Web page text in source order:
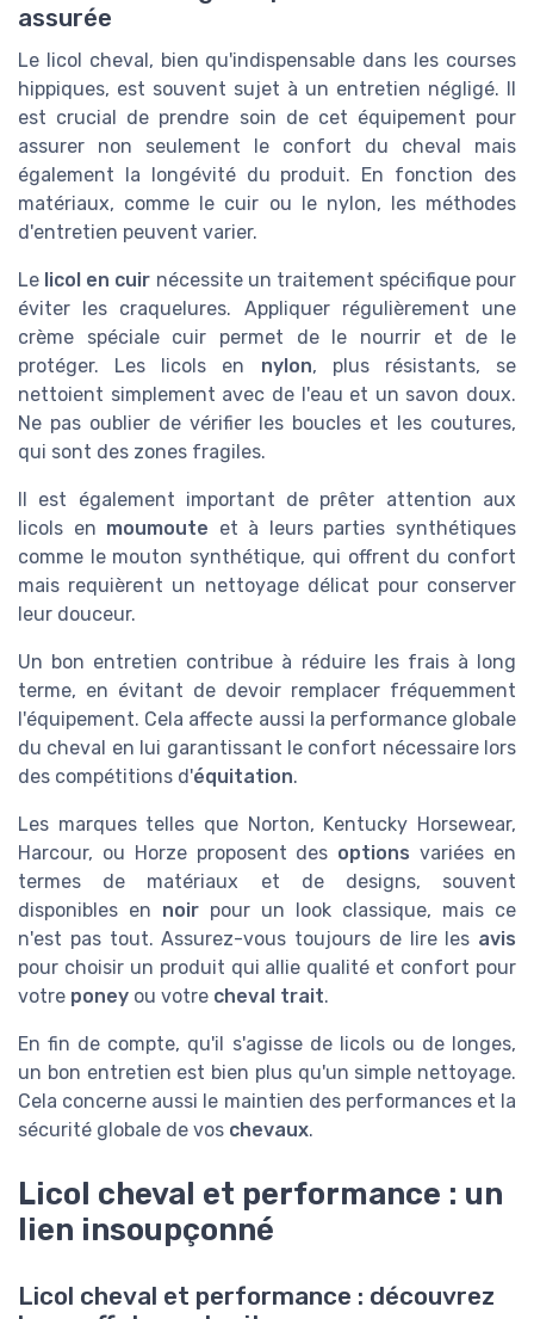
assurée
Le licol cheval, bien qu'indispensable dans les courses
hippiques, est souvent sujet à un entretien négligé. Il
est crucial de prendre soin de cet équipement pour
assurer non seulement le confort du cheval mais
également la longévité du produit. En fonction des
matériaux, comme le cuir ou le nylon, les méthodes
d'entretien peuvent varier.
Le licol en cuir nécessite un traitement spécifique pour
éviter les craquelures. Appliquer régulièrement une
crème spéciale cuir permet de le nourrir et de le
protéger. Les licols en nylon, plus résistants, se
nettoient simplement avec de l'eau et un savon doux.
Ne pas oublier de vérifier les boucles et les coutures,
qui sont des zones fragiles.
Il est également important de prêter attention aux
licols en moumoute et à leurs parties synthétiques
comme le mouton synthétique, qui offrent du confort
mais requièrent un nettoyage délicat pour conserver
leur douceur.
Un bon entretien contribue à réduire les frais à long
terme, en évitant de devoir remplacer fréquemment
l'équipement. Cela affecte aussi la performance globale
du cheval en lui garantissant le confort nécessaire lors
des compétitions d'équitation.
Les marques telles que Norton, Kentucky Horsewear,
Harcour, ou Horze proposent des options variées en
termes de matériaux et de designs, souvent
disponibles en noir pour un look classique, mais ce
n'est pas tout. Assurez-vous toujours de lire les avis
pour choisir un produit qui allie qualité et confort pour
votre poney ou votre cheval trait.
En fin de compte, qu'il s'agisse de licols ou de longes,
un bon entretien est bien plus qu'un simple nettoyage.
Cela concerne aussi le maintien des performances et la
sécurité globale de vos chevaux.
Licol cheval et performance : un
lien insoupçonné
Licol cheval et performance : découvrez